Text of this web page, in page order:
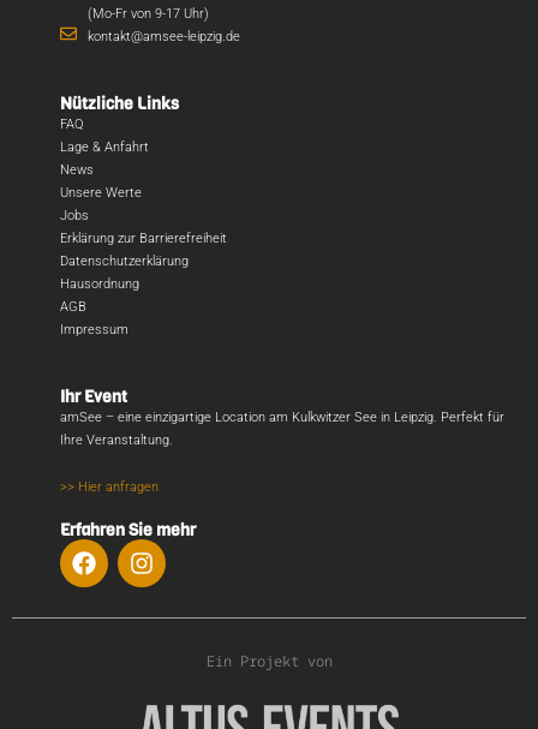
(Mo-Fr von 9-17 Uhr)
kontakt@amsee-leipzig.de
Nützliche Links
FAQ
Lage & Anfahrt
News
Unsere Werte
Jobs
Erklärung zur Barrierefreiheit
Datenschutzerklärung
Hausordnung
AGB
Impressum
Ihr Event
amSee – eine einzigartige Location am Kulkwitzer See in Leipzig. Perfekt für
Ihre Veranstaltung.
>> Hier anfragen
Erfahren Sie mehr
Ein Projekt von